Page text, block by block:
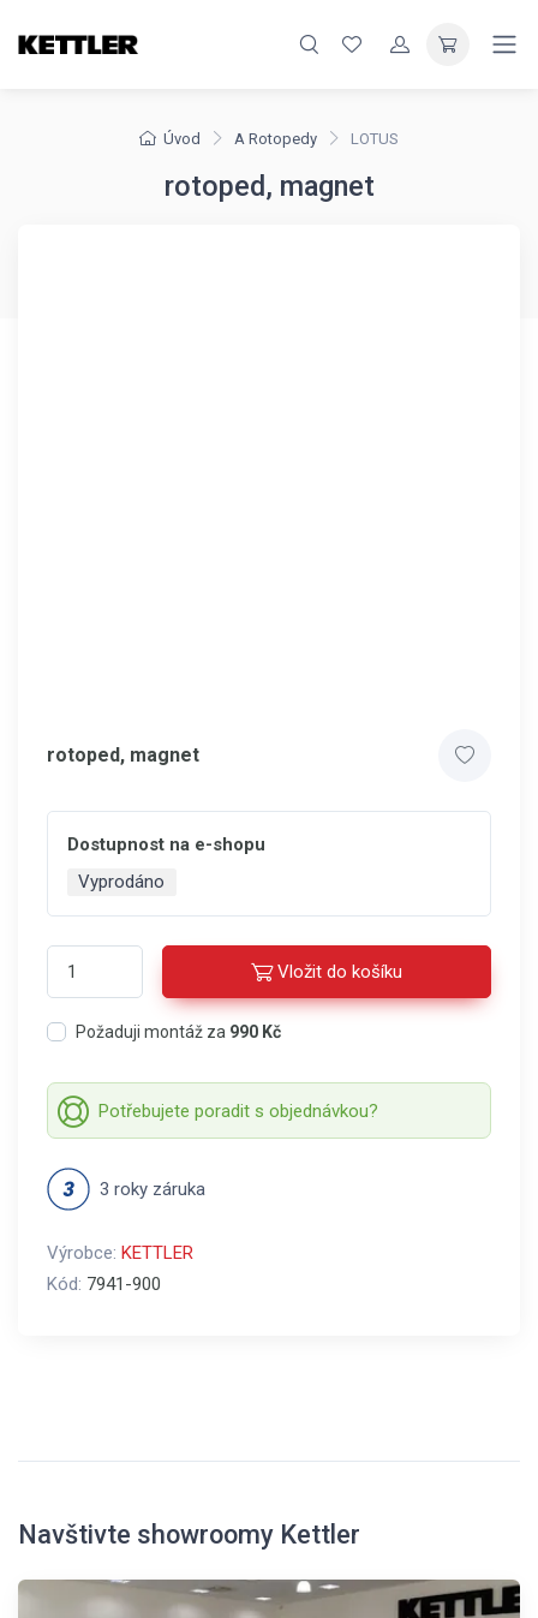
Úvod A Rotopedy LOTUS
rotoped, magnet
rotoped, magnet
Dostupnost na e-shopu
Vyprodáno
Vložit do košíku
Požaduji montáž za 990 Kč
Potřebujete poradit s objednávkou?
3 roky záruka
Výrobce: KETTLER
Kód: 7941-900
Navštivte showroomy Kettler